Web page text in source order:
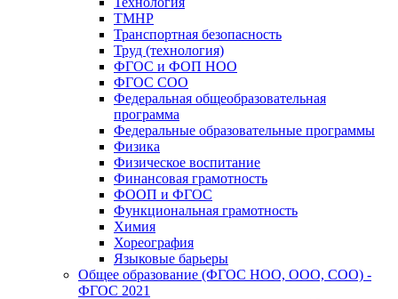
ТМНР
Транспортная безопасность
Труд (технология)
ФГОС и ФОП НОО
ФГОС СОО
Федеральная общеобразовательная
программа
Федеральные образовательные программы
Физика
Физическое воспитание
Финансовая грамотность
ФООП и ФГОС
Функциональная грамотность
Химия
Хореография
Языковые барьеры
Общее образование (ФГОС НОО, ООО, СОО) -
ФГОС 2021